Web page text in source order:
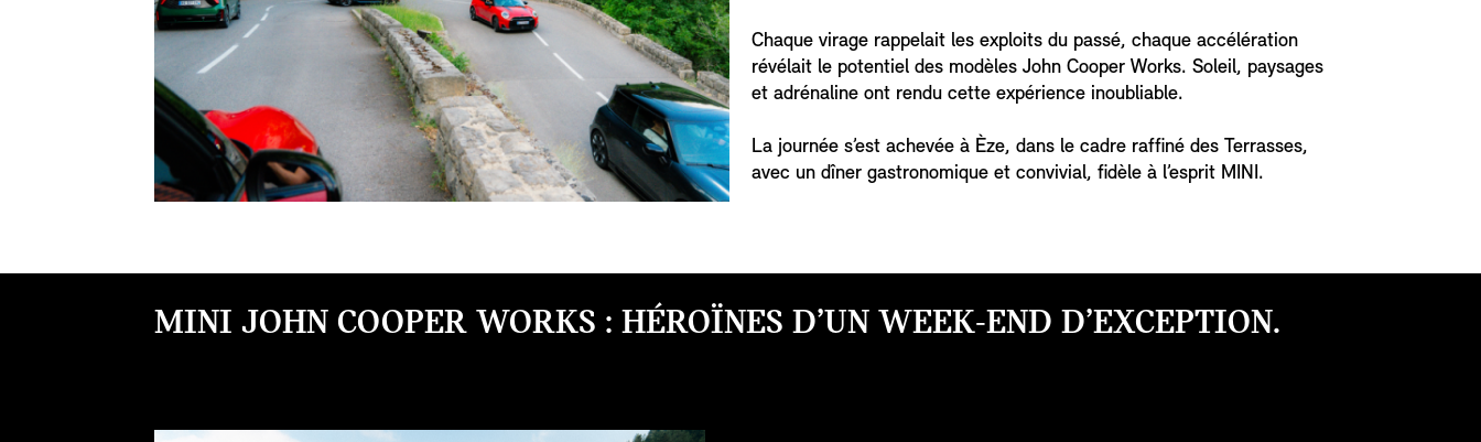
Chaque virage rappelait les exploits du passé, chaque accélération
révélait le potentiel des modèles John Cooper Works. Soleil, paysages
et adrénaline ont rendu cette expérience inoubliable.
La journée s’est achevée à Èze, dans le cadre raffiné des Terrasses,
avec un dîner gastronomique et convivial, fidèle à l’esprit MINI.
MINI JOHN COOPER WORKS : HÉROÏNES D’UN WEEK-END D’EXCEPTION.